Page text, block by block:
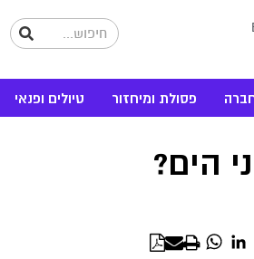
פסולת ומיחזור טיולים ופנאי
הים?
Twitter
LinkedIn
WhatsApp